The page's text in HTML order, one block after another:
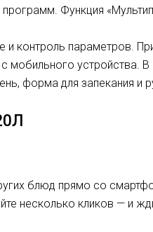
Функция
и контроль параметров.
мобильного устройства.
форма для запекания и
блюд прямо со
несколько кликов — и